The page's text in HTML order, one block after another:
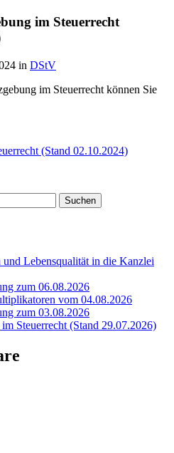
im Steuerrecht
in DStV
im Steuerrecht können Sie
(Stand 02.10.2024)
und Lebensqualität in die Kanzlei
zum 06.08.2026
vom 04.08.2026
zum 03.08.2026
Steuerrecht (Stand 29.07.2026)